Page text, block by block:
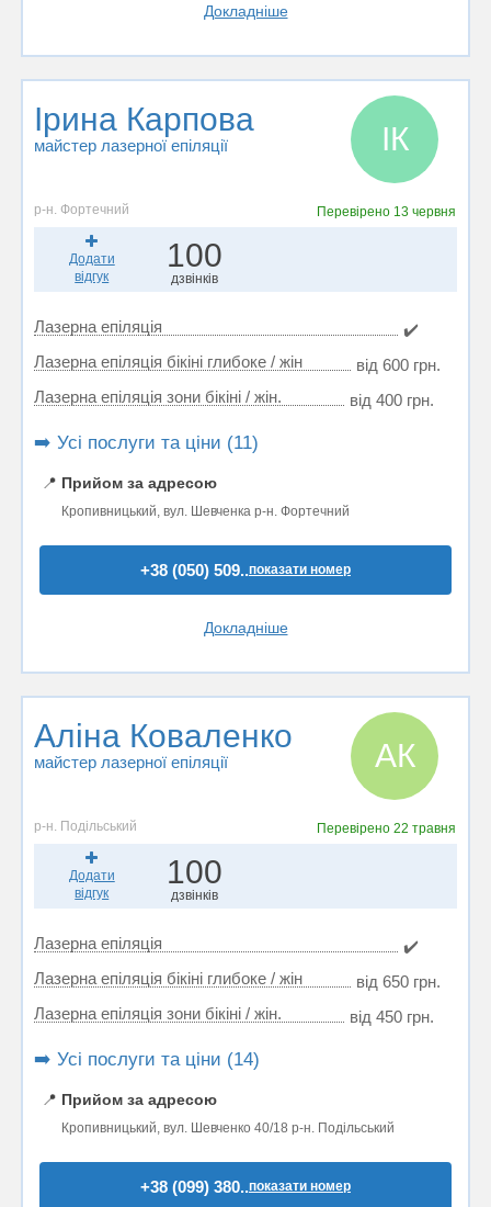
Докладніше
Ірина Карпова
майстер лазерної епіляції ІК
р-н. Фортечний Перевірено 13 червня
Додати
відгук
100
дзвінків
Лазерна епіляція
✔️
Лазерна епіляція бікіні глибоке / жін
від 600 грн.
Лазерна епіляція зони бікіні / жін.
від 400 грн.
➡️ Усі послуги та ціни (11)
📍 Прийом за адресою
Кропивницький, вул. Шевченка р-н. Фортечний
+38 (050) 509..показати номер
Докладніше
Аліна Коваленко
майстер лазерної епіляції АК
р-н. Подільський Перевірено22 травня
Додати
відгук
100
дзвінків
Лазерна епіляція
✔️
Лазерна епіляція бікіні глибоке / жін
від 650 грн.
Лазерна епіляція зони бікіні / жін.
від 450 грн.
➡️ Усі послуги та ціни (14)
📍 Прийом за адресою
Кропивницький, вул. Шевченко 40/18 р-н. Подільський
+38 (099) 380..показати номер